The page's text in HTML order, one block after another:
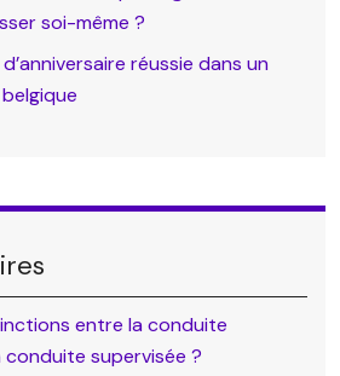
soi-même ?
réussie dans un
entre la conduite
supervisée ?